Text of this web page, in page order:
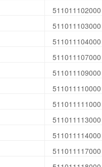
511011102000
511011103000
511011104000
511011107000
511011109000
511011110000
511011111000
511011113000
511011114000
511011117000